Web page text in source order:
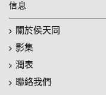
信息
關於侯天同
影集
潤表
聯絡我們